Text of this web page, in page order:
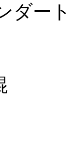
ダー